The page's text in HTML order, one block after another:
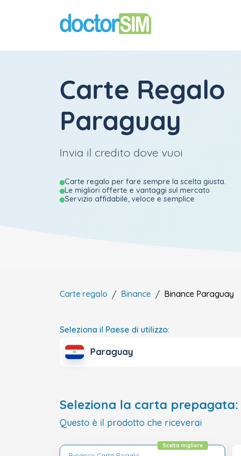
Carte Regalo
Paraguay
Invia il credito dove vuoi
Carte regalo per fare sempre la scelta giusta.
Le migliori offerte e vantaggi sul mercato
Servizio affidabile, veloce e semplice
Carte regalo Binance Binance Paraguay
Seleziona il Paese di utilizzo:
Paraguay
Seleziona la carta prepagata:
Questo è il prodotto che riceverai
Scelta migliore